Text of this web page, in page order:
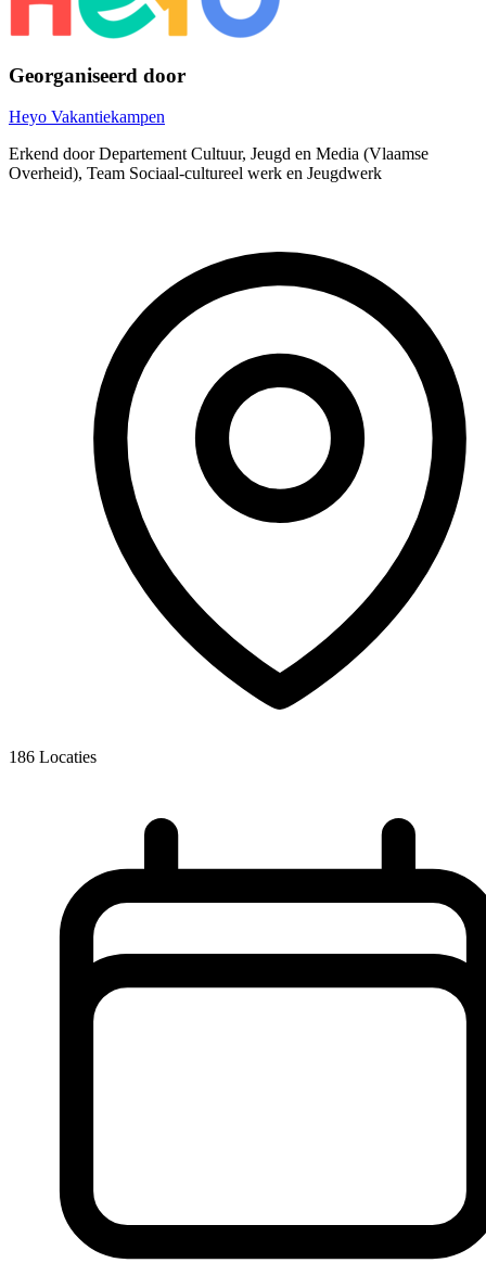
Georganiseerd door
Heyo Vakantiekampen
Erkend door Departement Cultuur, Jeugd en Media (Vlaamse
Overheid), Team Sociaal-cultureel werk en Jeugdwerk
186 Locaties